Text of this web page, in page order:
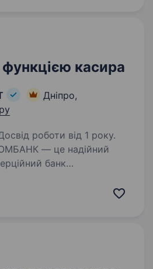
касира
Дніпро,
роботи від 1 року.
банк
в Україні. Робота